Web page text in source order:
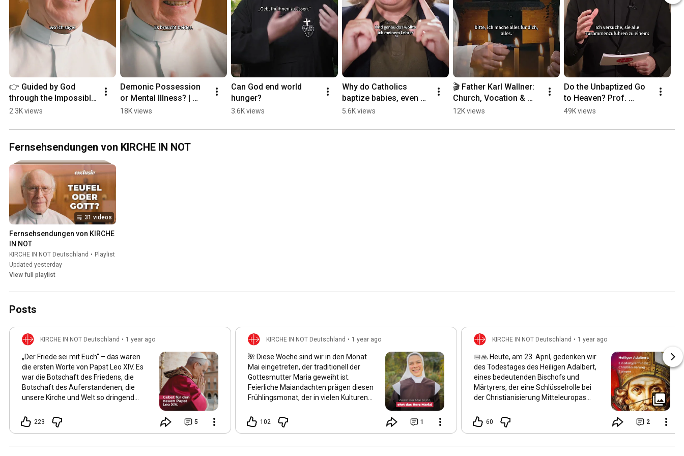
👉 Guided by God
through the Impossible
| Father Buob
2.3K views
Demonic Possession
or Mental Illness? |
Father Buob #church
#catholic
18K views
Can God end world
hunger?
3.6K views
Why do Catholics
baptize babies, even
though they can't
themselves yet? 🤔
5.6K views
🎬 Father Karl Wallner:
Church, Vocation &
Mission | Interview
12K views
Do the Unbaptized Go
to Heaven? Prof.
Weimann Provides an
49K views
Fernsehsendungen von KIRCHE IN NOT
31 videos
Fernsehsendungen von KIRCHE
IN NOT
KIRCHE IN NOT Deutschland • Playlist
Updated yesterday
View full playlist
Posts
KIRCHE IN NOT Deutschland • 1 year ago
„Der Friede sei mit Euch“ – das waren
die ersten Worte von Papst Leo XIV. Es
war die Botschaft des Friedens, die
Botschaft des Auferstandenen, die
unsere Kirche und Welt so dringend
Projektpartner. Wir konnten während
seiner Amtszeit als Bischof von
2023 zahlreiche Projekte in seiner
223 5
KIRCHE IN NOT Deutschland • 1 year ago
🌺 Diese Woche sind wir in den Monat
Mai eingetreten, der traditionell der
Gottesmutter Maria geweiht ist.
Feierliche Maiandachten prägen diesen
Frühlingsmonat, der in vielen Kulturen
wir spüren: Alles blüht auf, und die Natur
erwacht in ihrer ganzen Schönheit.
„schönste Blume“ der Schöpfung
102 1
KIRCHE IN NOT Deutschland • 1 year ago
📅🙏 Heute, am 23. April, gedenken wir
des Todestages des Heiligen Adalbert,
eines bedeutenden Bischofs und
Märtyrers, der eine Schlüsselrolle bei
der Christianisierung Mitteleuropas
wurde er der zweite Bischof von Prag
und setzte sich intensiv für die
Böhmen, Polen und Ungarn ein. Am 23.
60 2